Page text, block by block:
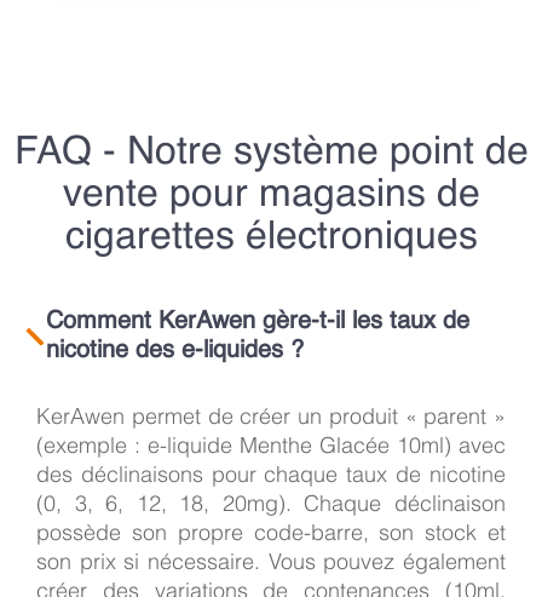
FAQ - Notre système point de
vente pour magasins de
cigarettes électroniques
Comment KerAwen gère-t-il les taux de
nicotine des e-liquides ?
KerAwen permet de créer un produit « parent »
(exemple : e-liquide Menthe Glacée 10ml) avec
des déclinaisons pour chaque taux de nicotine
(0, 3, 6, 12, 18, 20mg). Chaque déclinaison
possède son propre code-barre, son stock et
son prix si nécessaire. Vous pouvez également
créer des variations de contenances (10ml,